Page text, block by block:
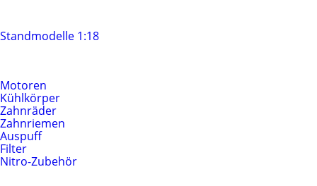
Standmodelle 1:18
Motoren
Kühlkörper
Zahnräder
Zahnriemen
Auspuff
Filter
Nitro-Zubehör